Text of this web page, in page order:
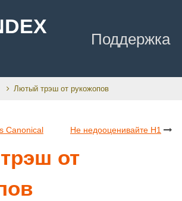
Поддержка
Лютый трэш от рукожопов
Canonical Не недооценивайте H1
от